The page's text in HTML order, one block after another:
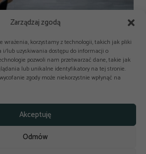
Zarządzaj zgodą
wrażenia, korzystamy z technologii, takich jak pliki
i/lub uzyskiwania dostępu do informacji o
pozwoli nam przetwarzać dane, takie jak
lub unikalne identyfikatory na tej stronie.
zgody może niekorzystnie wpłynąć na
Akceptuję
Odmów
© 2025-2026 odkuchni.co
Polityka prywatności
Regulamin
Reklama